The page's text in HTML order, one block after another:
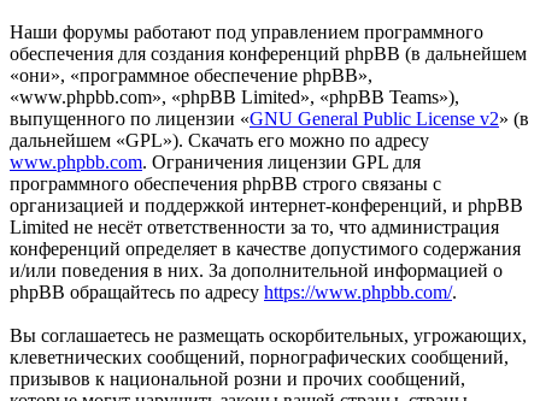
Наши форумы работают под управлением программного
обеспечения для создания конференций phpBB (в дальнейшем
«они», «программное обеспечение phpBB»,
«www.phpbb.com», «phpBB Limited», «phpBB Teams»),
выпущенного по лицензии «GNU General Public License v2» (в
дальнейшем «GPL»). Скачать его можно по адресу
www.phpbb.com. Ограничения лицензии GPL для
программного обеспечения phpBB строго связаны с
организацией и поддержкой интернет-конференций, и phpBB
Limited не несёт ответственности за то, что администрация
конференций определяет в качестве допустимого содержания
и/или поведения в них. За дополнительной информацией о
phpBB обращайтесь по адресу https://www.phpbb.com/.
Вы соглашаетесь не размещать оскорбительных, угрожающих,
клеветнических сообщений, порнографических сообщений,
призывов к национальной розни и прочих сообщений,